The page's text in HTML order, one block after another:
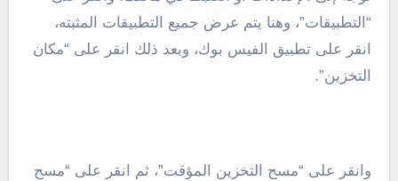
“التطبيقات”، وهنا يتم عرض جميع التطبيقات المثبته،
انقر على تطبيق الفيس بوك، وبعد ذلك انقر على “مكان
التخزين”.
وانقر على “مسح التخزين المؤقت”، ثم انقر على “مسح